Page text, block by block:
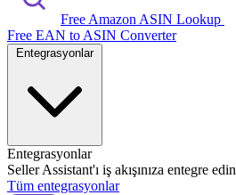
Free Amazon ASIN Lookup
Free EAN to ASIN Converter
Entegrasyonlar
Entegrasyonlar
Seller Assistant'ı iş akışınıza entegre edin
Tüm entegrasyonlar